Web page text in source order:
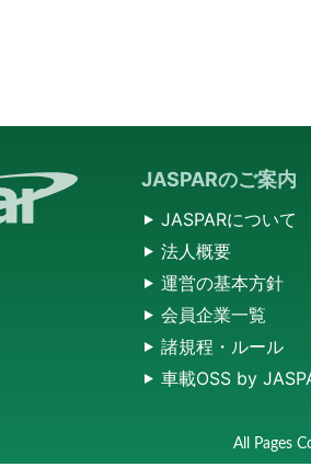
JASPARのご案内
JASPARについて
法人概要
運営の基本方針
会員企業一覧
諸規程・ルール
車載OSS by
All Pages